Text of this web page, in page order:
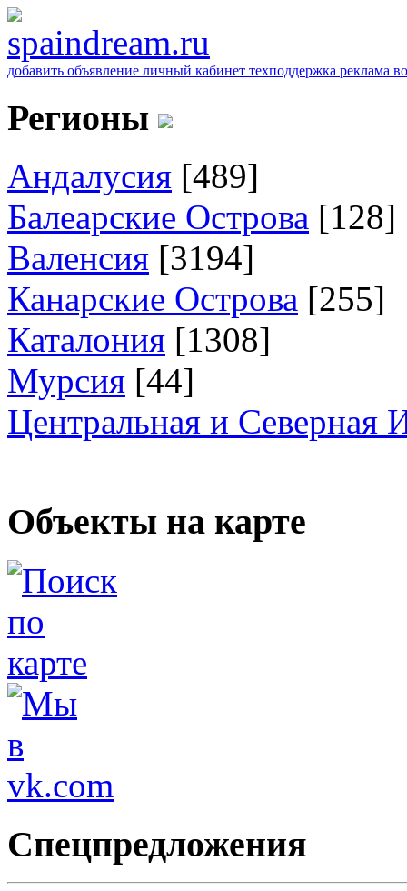
добавить объявление личный кабинет техподдержка реклама
Регионы
Андалусия [489]
Балеарские Острова [128]
Валенсия [3194]
Канарские Острова [255]
Каталония [1308]
Мурсия [44]
Центральная и Северная
Объекты на карте
Спецпредложения